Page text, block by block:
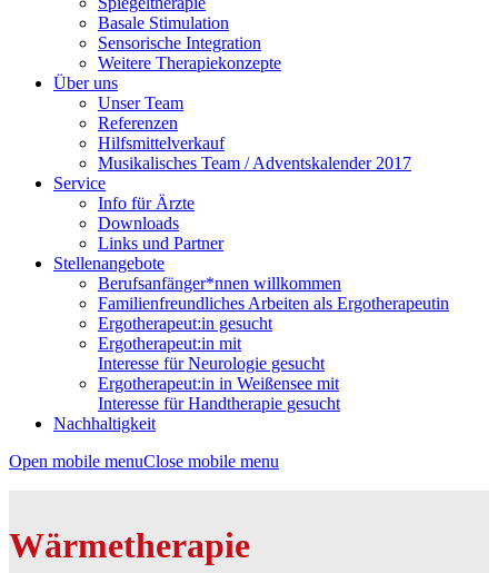
Basale Stimulation
Sensorische Integration
Weitere Therapiekonzepte
Über uns
Unser Team
Referenzen
Hilfsmittelverkauf
Musikalisches Team / Adventskalender 2017
Service
Info für Ärzte
Downloads
Links und Partner
Stellenangebote
Berufsanfänger*nnen willkommen
Familienfreundliches Arbeiten als Ergotherapeutin
Ergotherapeut:in gesucht
Ergotherapeut:in mit
Interesse für Neurologie gesucht
Ergotherapeut:in in Weißensee mit
Interesse für Handtherapie gesucht
Nachhaltigkeit
Open mobile menuClose mobile menu
Wärmetherapie